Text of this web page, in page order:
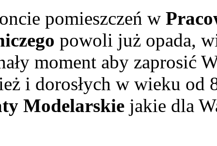
pomieszczeń w
powoli już opada,
moment aby zaprosić
i dorosłych w wieku od
Modelarskie jakie dla